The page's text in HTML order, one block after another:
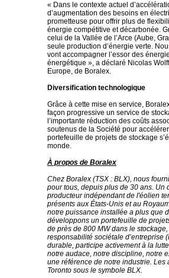
« Dans le contexte actuel
d’augmentation des besoins en
prometteuse pour offrir plus de
énergie compétitive et décarbonée.
celui de la Vallée de l’Arce (Aube,
seule production d’énergie verte.
vont accompagner l’essor des
énergétique », a déclaré Nicolas
Europe, de Boralex.
Diversification technologique
Grâce à cette mise en service,
façon progressive un service de
l’importante réduction des coûts
soutenus de la Société pour
portefeuille de projets de stockage
monde.
À propos de Boralex
Chez Boralex (TSX : BLX), nous
pour tous, depuis plus de 30 ans.
producteur indépendant de l'éolien
présents aux États-Unis et au
notre puissance installée a plus que
développons un portefeuille de
de près de 800 MW dans le
responsabilité sociétale d’entreprise
durable, participe activement à la
notre audace, notre discipline, notre
une référence de notre industrie.
Toronto sous le symbole BLX.